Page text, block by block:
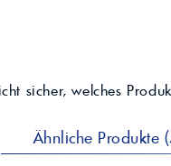
sicher, welches
Ähnliche Produkte (